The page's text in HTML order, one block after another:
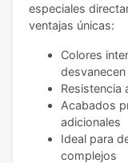
especiales
ventajas únicas:
Colores
desvanecen
Resistencia
Acabados
adicionales
Ideal para
complejos